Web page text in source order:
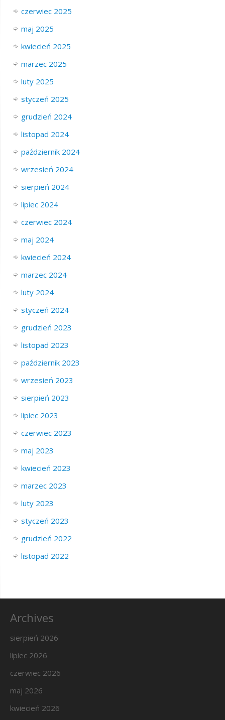
czerwiec 2025
maj 2025
kwiecień 2025
marzec 2025
luty 2025
styczeń 2025
grudzień 2024
listopad 2024
październik 2024
wrzesień 2024
sierpień 2024
lipiec 2024
czerwiec 2024
maj 2024
kwiecień 2024
marzec 2024
luty 2024
styczeń 2024
grudzień 2023
listopad 2023
październik 2023
wrzesień 2023
sierpień 2023
lipiec 2023
czerwiec 2023
maj 2023
kwiecień 2023
marzec 2023
luty 2023
styczeń 2023
grudzień 2022
listopad 2022
Archives
sierpień 2026
lipiec 2026
czerwiec 2026
maj 2026
kwiecień 2026